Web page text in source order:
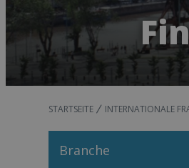
STARTSEITE INTERNATIONALE
Branche